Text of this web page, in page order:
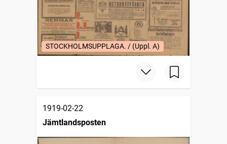
STOCKHOLMSUPPLAGA. / (Uppl. A)
1919-02-22
Jämtlandsposten